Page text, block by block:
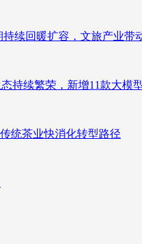
续回暖扩容，文旅产业带
续繁荣，新增11款大模
统茶业快消化转型路径